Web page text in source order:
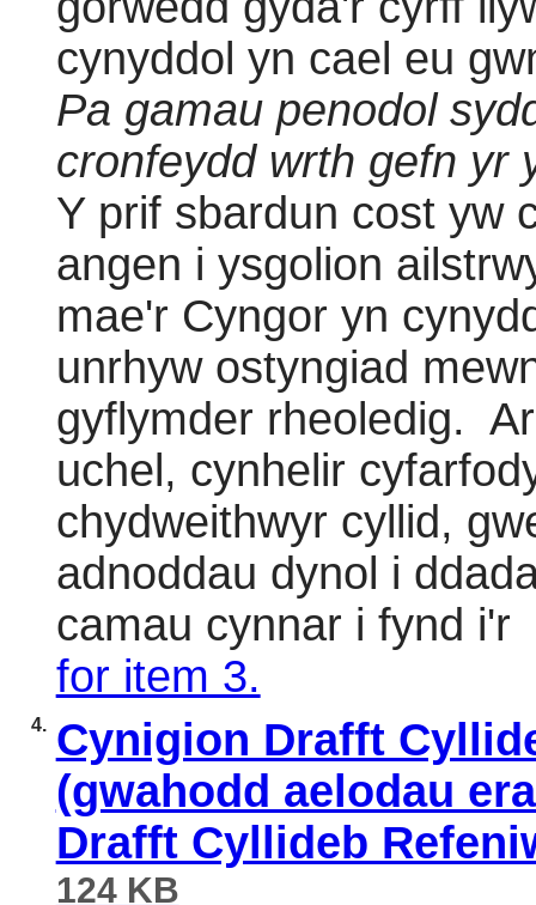
cynyddol yn cael eu
Pa gamau penodol
cronfeydd wrth gefn yr
Y prif sbardun cost yw
angen i ysgolion
mae'r Cyngor yn
unrhyw ostyngiad
gyflymder rheoledig.
uchel, cynhelir
chydweithwyr cyllid,
adnoddau dynol i
camau cynnar i fynd
for item 3.
4. Cynigion Drafft
(gwahodd aelodau
Drafft Cyllideb
124 KB